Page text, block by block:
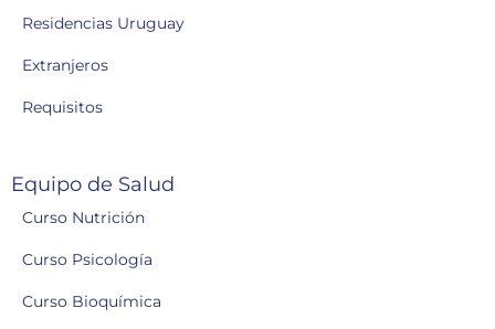
Residencias Uruguay
Extranjeros
Requisitos
Equipo de Salud
Curso Nutrición
Curso Psicología
Curso Bioquímica